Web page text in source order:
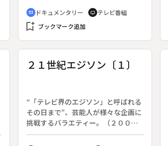
後見人の“親分”を選び、「親分・子
分」の固めの杯を交わして、一生の
縁を結ぶ。室町時代から続くと言わ
の若者の「元服式」が執り行われ
る。厳しい冬、協力してシカなどの
猟をして過ごす川俣地区の人々の暮
cinematic_blur ドキュメンタリー tv テレビ番組
bookmark_add ブックマーク追加
２１世紀エジソン〔１〕
“「テレビ界のエジソン」と呼ばれる
その日まで”、芸能人が様々な企画に
挑戦するバラエティー。（２００８
年９月２３日終了）◆第１回は“来客
Ｘ”と題し「芸能人Ａの家にまったく